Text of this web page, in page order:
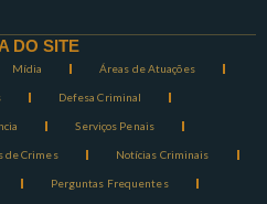
DO SITE
Mídia Áreas de Atuações
Defesa Criminal
Serviços Penais
de Crimes Notícias Criminais
Perguntas Frequentes